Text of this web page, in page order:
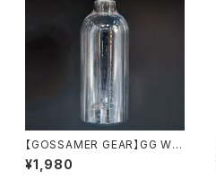
【GOSSAMER GEAR】GG Wat
er Bottle 1000
¥1,980